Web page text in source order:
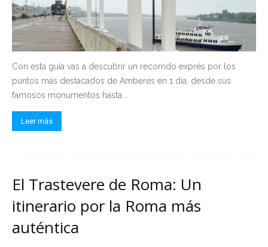
Con esta guía vas a descubrir un recorrido exprés por los
puntos más destacados de Amberes en 1 día, desde sus
famosos monumentos hasta...
Leer más
El Trastevere de Roma: Un
itinerario por la Roma más
auténtica